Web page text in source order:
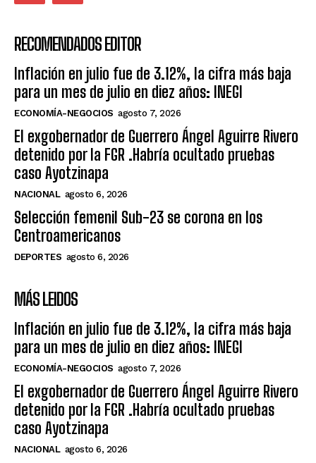
RECOMENDADOS EDITOR
Inflación en julio fue de 3.12%, la cifra más baja
para un mes de julio en diez años: INEGI
ECONOMÍA-NEGOCIOS agosto 7, 2026
El exgobernador de Guerrero Ángel Aguirre Rivero
detenido por la FGR .Habría ocultado pruebas
caso Ayotzinapa
NACIONAL agosto 6, 2026
Selección femenil Sub-23 se corona en los
Centroamericanos
DEPORTES agosto 6, 2026
MÁS LEIDOS
Inflación en julio fue de 3.12%, la cifra más baja
para un mes de julio en diez años: INEGI
ECONOMÍA-NEGOCIOS agosto 7, 2026
El exgobernador de Guerrero Ángel Aguirre Rivero
detenido por la FGR .Habría ocultado pruebas
caso Ayotzinapa
NACIONAL agosto 6, 2026